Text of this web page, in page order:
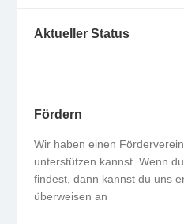
Aktueller Status
Fördern
Wir haben einen
unterstützen kannst. Wenn
findest, dann kannst du uns
überweisen an